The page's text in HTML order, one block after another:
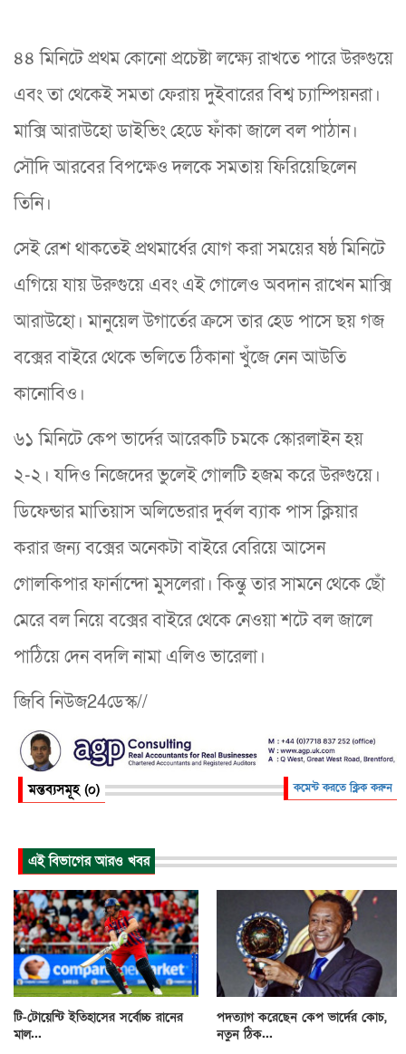
৪৪ মিনিটে প্রথম কোনো প্রচেষ্টা লক্ষ্যে রাখতে পারে উরুগুয়ে
এবং তা থেকেই সমতা ফেরায় দুইবারের বিশ্ব চ্যাম্পিয়নরা।
মাক্সি আরাউহো ডাইভিং হেডে ফাঁকা জালে বল পাঠান।
সৌদি আরবের বিপক্ষেও দলকে সমতায় ফিরিয়েছিলেন
তিনি।
সেই রেশ থাকতেই প্রথমার্ধের যোগ করা সময়ের ষষ্ঠ মিনিটে
এগিয়ে যায় উরুগুয়ে এবং এই গোলেও অবদান রাখেন মাক্সি
আরাউহো। মানুয়েল উগার্তের ক্রসে তার হেড পাসে ছয় গজ
বক্সের বাইরে থেকে ভলিতে ঠিকানা খুঁজে নেন আউতি
কানোবিও।
৬১ মিনিটে কেপ ভার্দের আরেকটি চমকে স্কোরলাইন হয়
২-২। যদিও নিজেদের ভুলেই গোলটি হজম করে উরুগুয়ে।
ডিফেন্ডার মাতিয়াস অলিভেরার দুর্বল ব্যাক পাস ক্লিয়ার
করার জন্য বক্সের অনেকটা বাইরে বেরিয়ে আসেন
গোলকিপার ফার্নান্দো মুসলেরা। কিন্তু তার সামনে থেকে ছোঁ
মেরে বল নিয়ে বক্সের বাইরে থেকে নেওয়া শটে বল জালে
পাঠিয়ে দেন বদলি নামা এলিও ভারেলা।
জিবি নিউজ24ডেস্ক//
মন্তব্যসমূহ (০) কমেন্ট করতে ক্লিক করুন
এই বিভাগের আরও খবর
টি-টোয়েন্টি ইতিহাসের সর্বোচ্চ রানের
মাল...
পদত্যাগ করেছেন কেপ ভার্দের কোচ,
নতুন ঠিক...